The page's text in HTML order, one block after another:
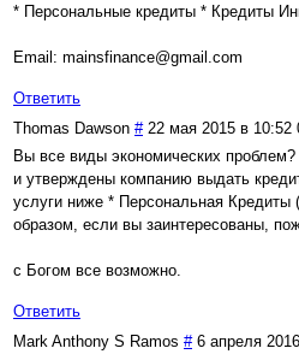
* Персональные кредиты * Кредиты
Email: mainsfinance@gmail.com
Ответить
Thomas Dawson # 22 мая 2015 в 10:52
Вы все виды экономических
и утверждены компанию выдать
услуги ниже * Персональная Кредиты
образом, если вы заинтересованы,
с Богом все возможно.
Ответить
Mark Anthony S Ramos # 6 апреля